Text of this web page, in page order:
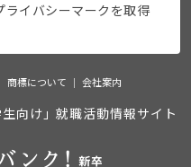
ライバシーマークを取得
商標について 会社案内
向け」就職活動情報サイト